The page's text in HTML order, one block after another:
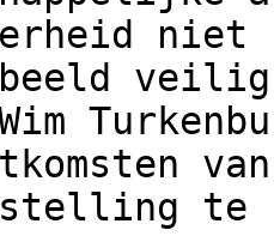
niet
veilig
stelling te